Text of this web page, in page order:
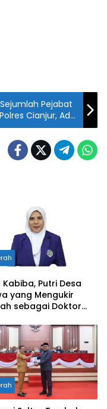
Pejabat
Cianjur, Ada
Kabiba, Putri Desa
yang Mengukir
sebagai Doktor